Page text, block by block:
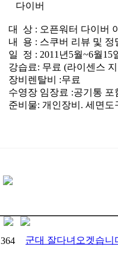
다이버
대 상 : 오픈워터 다이버
내 용 : 스쿠버 리뷰 및 정
일 정 : 2011년5월~6월15
강습료: 무료 (라이센스
장비렌탈비 :무료
수영장 임장료 :공기통 포
준비물: 개인장비. 세면도
364 군대 잘다녀오겟습니